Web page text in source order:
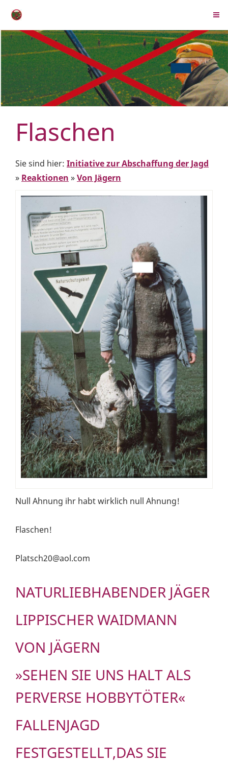
Flaschen
Sie sind hier: Initiative zur Abschaffung der Jagd
» Reaktionen »Von Jägern
Null Ahnung ihr habt wirklich null Ahnung!
Flaschen!
Platsch20@aol.com
NATURLIEBHABENDER JÄGER
LIPPISCHER WAIDMANN
VON JÄGERN
»SEHEN SIE UNS HALT ALS
PERVERSE HOBBYTÖTER«
FALLENJAGD
FESTGESTELLT,DAS SIE